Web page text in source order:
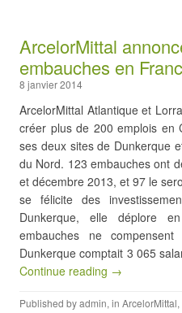
ArcelorMittal
embauches en
8 janvier 2014
ArcelorMittal Atlantique et
créer plus de 200 emplois en
ses deux sites de Dunkerque
du Nord. 123 embauches ont
et décembre 2013, et 97 le
se félicite des
Dunkerque, elle déplore
embauches ne
Dunkerque comptait 3 065
Continue reading →
Published byadmin, in ArcelorMittal,